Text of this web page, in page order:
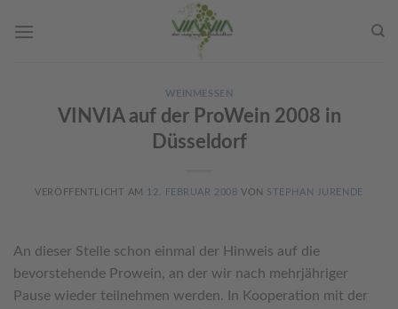
WEINMESSEN
VINVIA auf der ProWein 2008 in
Düsseldorf
VERÖFFENTLICHT AM 12. FEBRUAR 2008 VON STEPHAN JURENDE
An dieser Stelle schon einmal der Hinweis auf die
bevorstehende Prowein, an der wir nach mehrjähriger
Pause wieder teilnehmen werden. In Kooperation mit der